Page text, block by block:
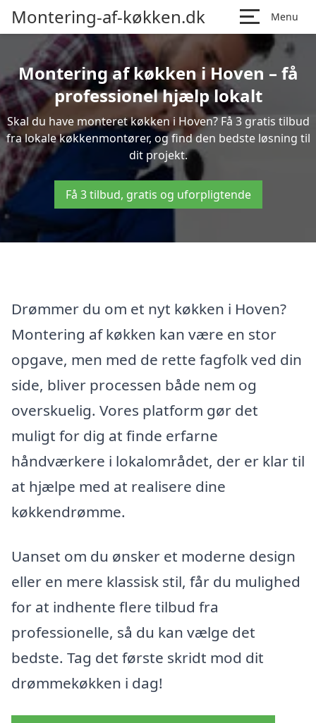
Montering-af-køkken.dk Menu
Montering af køkken i Hoven – få
professionel hjælp lokalt
Skal du have monteret køkken i Hoven? Få 3 gratis tilbud
fra lokale køkkenmontører, og find den bedste løsning til
dit projekt.
Få 3 tilbud, gratis og uforpligtende
Drømmer du om et nyt køkken i Hoven?
Montering af køkken kan være en stor
opgave, men med de rette fagfolk ved din
side, bliver processen både nem og
overskuelig. Vores platform gør det
muligt for dig at finde erfarne
håndværkere i lokalområdet, der er klar til
at hjælpe med at realisere dine
køkkendrømme.
Uanset om du ønsker et moderne design
eller en mere klassisk stil, får du mulighed
for at indhente flere tilbud fra
professionelle, så du kan vælge det
bedste. Tag det første skridt mod dit
drømmekøkken i dag!